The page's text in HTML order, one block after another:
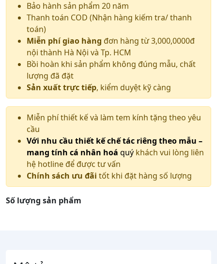
Bảo hành sản phẩm 20 năm
Thanh toán COD (Nhận hàng kiếm tra/ thanh
toán)
Miễn phí giao hàng đơn hàng từ 3,000,0000đ
nội thành Hà Nội và Tp. HCM
Bồi hoàn khi sản phẩm không đúng mẫu, chất
lượng đã đặt
Sản xuất trực tiếp, kiểm duyệt kỹ càng
Miễn phí thiết kế và làm tem kính tặng theo yêu
cầu
Với nhu cầu thiết kế chế tác riêng theo mẫu –
mang tính cá nhân hoá quý khách vui lòng liên
hệ hotline để được tư vấn
Chính sách ưu đãi tốt khi đặt hàng số lượng
Số lượng sản phẩm